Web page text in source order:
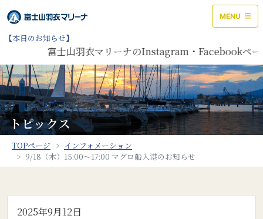
MENU
【本日のお知らせ】
富士山羽衣マリーナのInstagram・Facebookペー
トピックス
TOPページ
インフォメーション
9/18（木）15:00～17:00 マグロ船入港のお知らせ
2025年9月12日